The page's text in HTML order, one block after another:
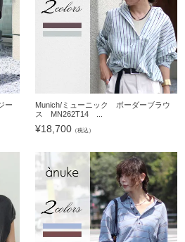
ー
Munich/ミューニック ボーダーブラウ
ス MN262T14 ...
¥18,700 （税込）